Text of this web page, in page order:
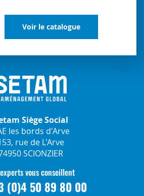
Voir le catalogue
Siège Social
les bords d'Arve
rue de L'Arve
SCIONZIER
vous conseillent
(0)4 50 89 80 00